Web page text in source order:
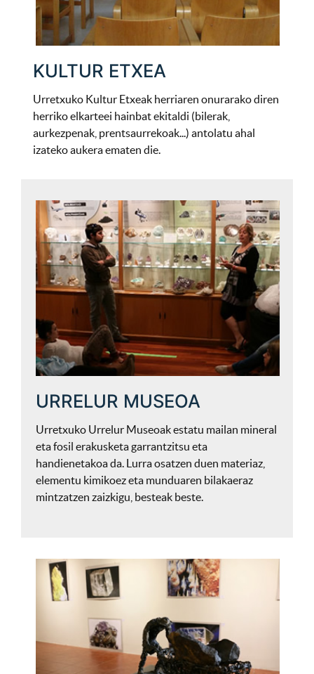
KULTUR ETXEA
Urretxuko Kultur Etxeak herriaren onurarako diren
herriko elkarteei hainbat ekitaldi (bilerak,
aurkezpenak, prentsaurrekoak...) antolatu ahal
izateko aukera ematen die.
URRELUR MUSEOA
Urretxuko Urrelur Museoak estatu mailan mineral
eta fosil erakusketa garrantzitsu eta
handienetakoa da. Lurra osatzen duen materiaz,
elementu kimikoez eta munduaren bilakaeraz
mintzatzen zaizkigu, besteak beste.